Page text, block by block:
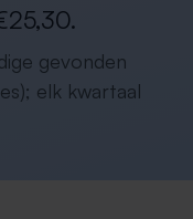
gevonden
elk kwartaal